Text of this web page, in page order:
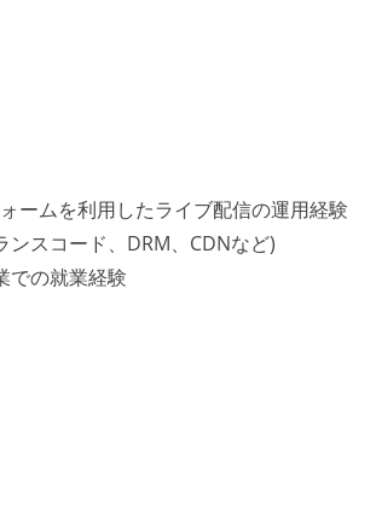
ームを利用したライブ配信の運用経験
ンスコード、DRM、CDNなど)
での就業経験